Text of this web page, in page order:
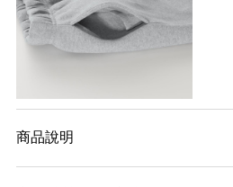
商品說明